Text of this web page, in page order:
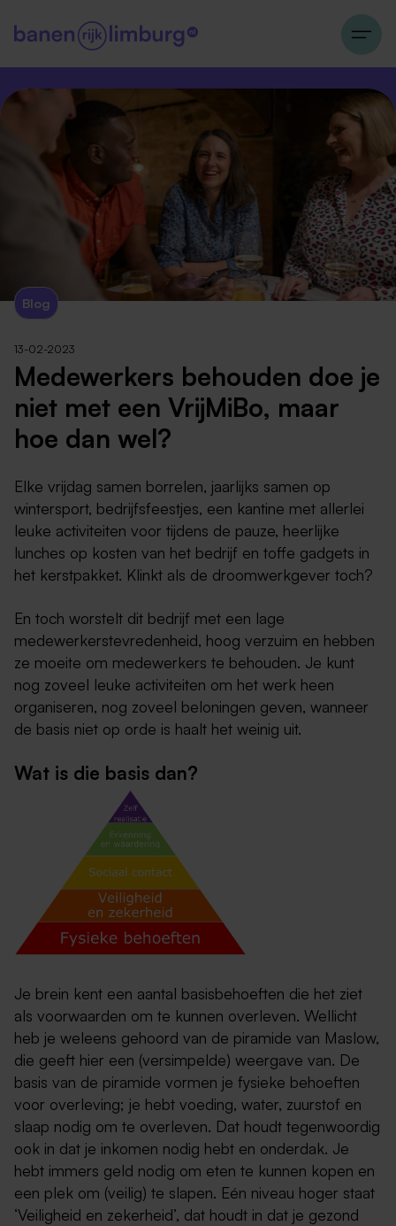
Blog
13-02-2023
Medewerkers behouden doe je
niet met een VrijMiBo, maar
hoe dan wel?
Elke vrijdag samen borrelen, jaarlijks samen op
wintersport, bedrijfsfeestjes, een kantine met allerlei
leuke activiteiten voor tijdens de pauze, heerlijke
lunches op kosten van het bedrijf en toffe gadgets in
het kerstpakket. Klinkt als de droomwerkgever toch?
En toch worstelt dit bedrijf met een lage
medewerkerstevredenheid, hoog verzuim en hebben
ze moeite om medewerkers te behouden. Je kunt
nog zoveel leuke activiteiten om het werk heen
organiseren, nog zoveel beloningen geven, wanneer
de basis niet op orde is haalt het weinig uit.
Wat is die basis dan?
Je brein kent een aantal basisbehoeften die het ziet
als voorwaarden om te kunnen overleven. Wellicht
heb je weleens gehoord van de piramide van Maslow,
die geeft hier een (versimpelde) weergave van. De
basis van de piramide vormen je fysieke behoeften
voor overleving; je hebt voeding, water, zuurstof en
slaap nodig om te overleven. Dat houdt tegenwoordig
ook in dat je inkomen nodig hebt en onderdak. Je
hebt immers geld nodig om eten te kunnen kopen en
een plek om (veilig) te slapen. Eén niveau hoger staat
‘Veiligheid en zekerheid’, dat houdt in dat je gezond